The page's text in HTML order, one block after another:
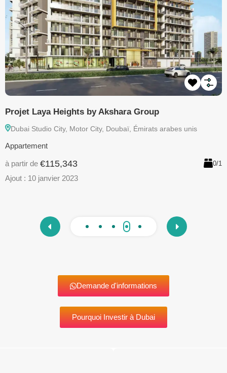
Projet Arabian Ranches III
Arabian Ranches, Doubaï, Émirats arabes unis
Maison
à partir de €509,873 3/4
Ajout : 9 janvier 2023
Demande d'informations
Pourquoi Investir à Dubai